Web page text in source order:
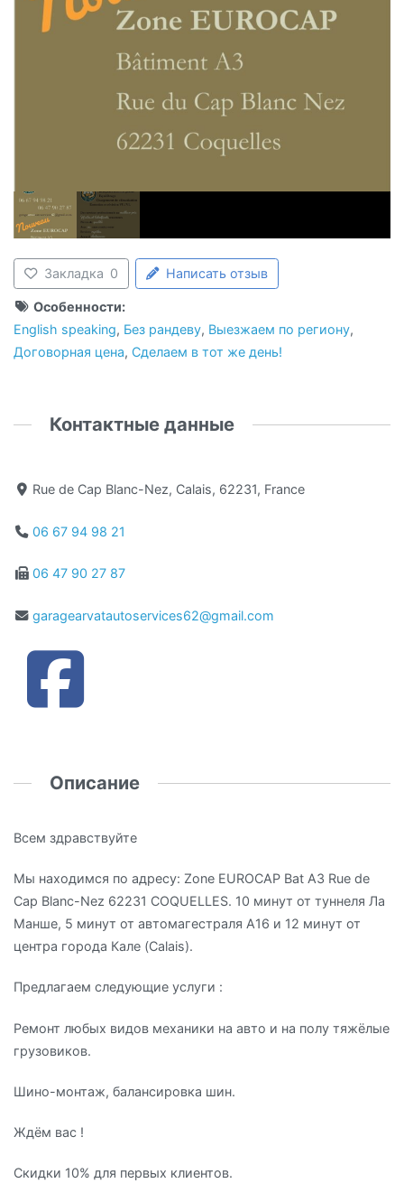
Закладка 0 Написать отзыв
Особенности:
English speaking, Без рандеву, Выезжаем по региону,
Договорная цена, Сделаем в тот же день!
Контактные данные
Rue de Cap Blanc-Nez, Calais, 62231, France
06 67 94 98 21
06 47 90 27 87
garagearvatautoservices62@gmail.com
Описание
Всем здравствуйте
Мы находимся по адресу: Zone EUROCAP Bat A3 Rue de
Cap Blanc-Nez 62231 COQUELLES. 10 минут от туннеля Ла
Манше, 5 минут от автомагестраля А16 и 12 минут от
центра города Кале (Calais).
Предлагаем следующие услуги :
Ремонт любых видов механики на авто и на полу тяжёлые
грузовиков.
Шино-монтаж, балансировка шин.
Ждём вас !
Скидки 10% для первых клиентов.